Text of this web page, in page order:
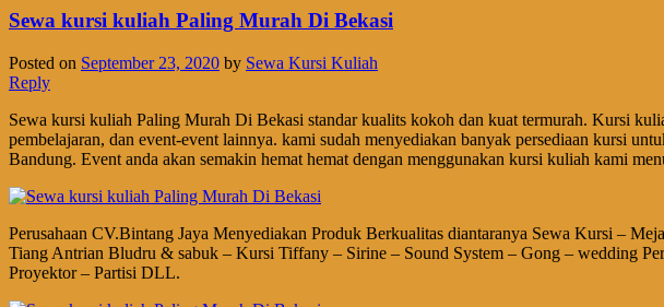
Sewa kursi kuliah Paling Murah Di Bekasi
Posted on September 23, 2020 by Sewa Kursi Kuliah
Reply
Sewa kursi kuliah Paling Murah Di Bekasi standar kualits kokoh dan kuat termurah. Kursi
pembelajaran, dan event-event lainnya. kami sudah menyediakan banyak persediaan kursi
Bandung. Event anda akan semakin hemat hemat dengan menggunakan kursi kuliah kami
Perusahaan CV.Bintang Jaya Menyediakan Produk Berkualitas diantaranya Sewa Kursi –
Tiang Antrian Bludru & sabuk – Kursi Tiffany – Sirine – Sound System – Gong – wedding
Proyektor – Partisi DLL.